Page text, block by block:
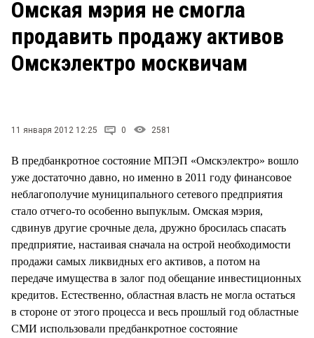
ЗАКОН
НОВОСТИ КОМПАНИЙ
Рейтинги
Блоги
Архив
Омская мэрия не смогла
продавить продажу активов
Омскэлектро москвичам
11 января 2012 12:25 0 2581
В предбанкротное состояние МПЭП «Омскэлектро» вошло
уже достаточно давно, но именно в 2011 году финансовое
неблагополучие муниципального сетевого предприятия
стало отчего-то особенно выпуклым. Омская мэрия,
сдвинув другие срочные дела, дружно бросилась спасать
предприятие, настаивая сначала на острой необходимости
продажи самых ликвидных его активов, а потом на
передаче имущества в залог под обещание инвестиционных
кредитов. Естественно, областная власть не могла остаться
в стороне от этого процесса и весь прошлый год областные
СМИ использовали предбанкротное состояние